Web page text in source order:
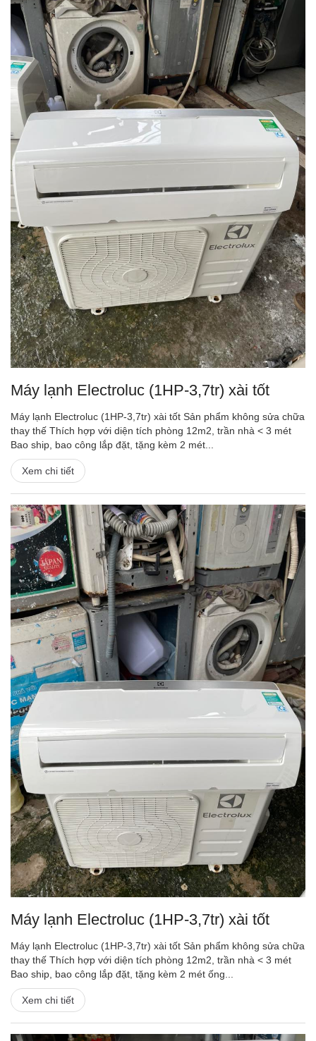
Máy lạnh Electroluc (1HP-3,7tr) xài tốt
Máy lạnh Electroluc (1HP-3,7tr) xài tốt Sản phẩm không sửa chữa
thay thế Thích hợp với diện tích phòng 12m2, trần nhà < 3 mét
Bao ship, bao công lắp đặt, tặng kèm 2 mét...
Xem chi tiết
Máy lạnh Electroluc (1HP-3,7tr) xài tốt
Máy lạnh Electroluc (1HP-3,7tr) xài tốt Sản phẩm không sửa chữa
thay thế Thích hợp với diện tích phòng 12m2, trần nhà < 3 mét
Bao ship, bao công lắp đặt, tặng kèm 2 mét ống...
Xem chi tiết